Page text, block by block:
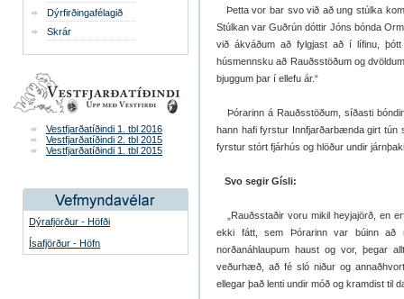
Dýrfirðingafélagið
Skrár
Vestfjarðatíðindi 1. tbl 2016
Vestfjarðatíðindi 2. tbl 2015
Vestfjarðatíðindi 1. tbl 2015
Dýrafjörður - Höfði
Ísafjörður - Höfn
Þetta vor bar svo við að ung stúlka
Stúlkan var Guðrún dóttir Jóns bónda
við ákváðum að fylgjast að í lífinu,
húsmennsku að Rauðsstöðum og
bjuggum þar í ellefu ár.“
Þórarinn á Rauðsstöðum, síðasti
hann hafi fyrstur Innfjarðarbænda girt tún
fyrstur stórt fjárhús og hlöður undir
Svo segir Gísli:
„Rauðsstaðir voru mikil heyjajörð, en
ekki fátt, sem Þórarinn var búinn að
norðanáhlaupum haust og vor, þegar
veðurhæð, að fé sló niður og
ellegar það lenti undir móð og kramdist